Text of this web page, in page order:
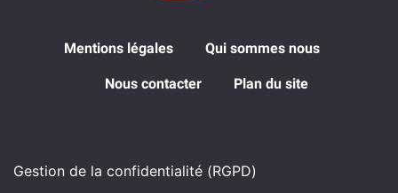
Mentions légales Qui sommes nous
Nous contacter Plan du site
Gestion de la confidentialité (RGPD)